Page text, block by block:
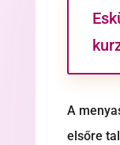
A
elsőre